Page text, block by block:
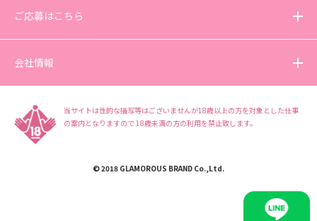
ご応募はこちら
会社情報
当サイトは性的な描写等はございませんが18歳以上の方を対象とした仕事
の案内となりますので18歳未満の方の利用を禁止致します。
© 2018 GLAMOROUS BRAND Co.,Ltd.